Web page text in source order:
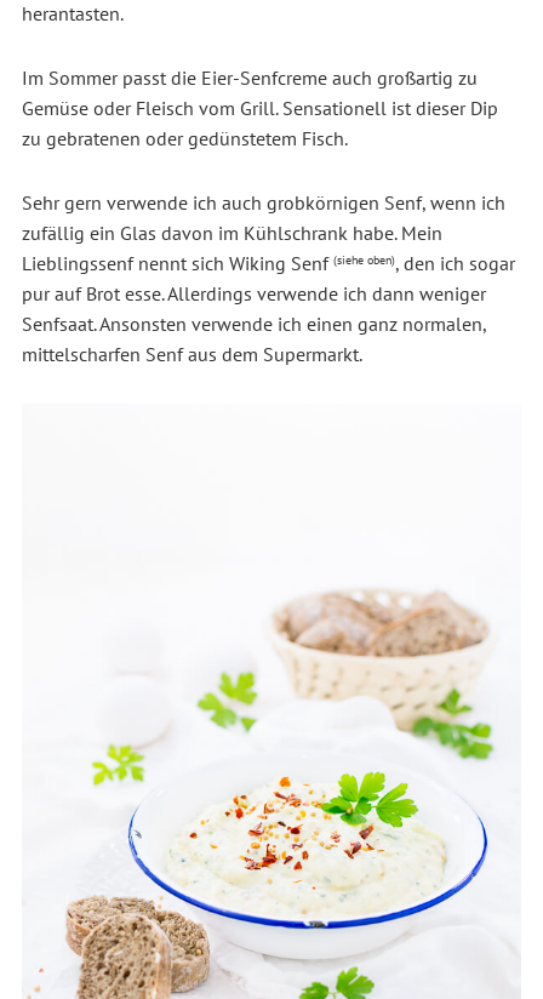
herantasten.
Im Sommer passt die Eier-Senfcreme auch großartig zu
Gemüse oder Fleisch vom Grill. Sensationell ist dieser Dip
zu gebratenen oder gedünstetem Fisch.
Sehr gern verwende ich auch grobkörnigen Senf, wenn ich
zufällig ein Glas davon im Kühlschrank habe. Mein
Lieblingssenf nennt sich Wiking Senf (siehe oben), den ich sogar
pur auf Brot esse. Allerdings verwende ich dann weniger
Senfsaat. Ansonsten verwende ich einen ganz normalen,
mittelscharfen Senf aus dem Supermarkt.